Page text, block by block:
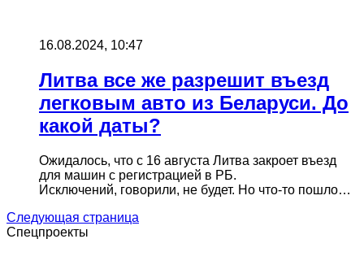
16.08.2024, 10:47
Литва все же разрешит въезд
легковым авто из Беларуси. До
какой даты?
Ожидалось, что c 16 августа Литва закроет въезд
для машин с регистрацией в РБ.
Исключений, говорили, не будет. Но что-то пошло…
Следующая страница
Спецпроекты